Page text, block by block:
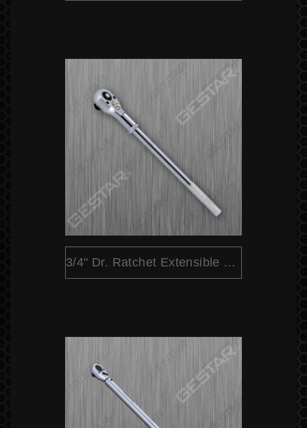
3/4" Dr. Ratchet Extensible Liberación Rápida Cabeza Redondo